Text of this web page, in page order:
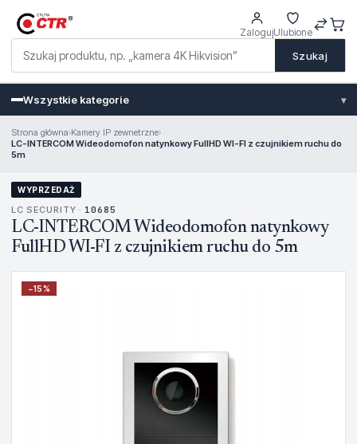
Szukaj
ZalogujUlubione
Wszystkie kategorie ▾
Strona główna›Kamery IP zewnetrzne›
LC-INTERCOM Wideodomofon natynkowy FullHD WI-FI z czujnikiem ruchu do
5m
WYPRZEDAŻ
LC SECURITY · 10685
LC-INTERCOM Wideodomofon natynkowy
FullHD WI-FI z czujnikiem ruchu do 5m
−15%